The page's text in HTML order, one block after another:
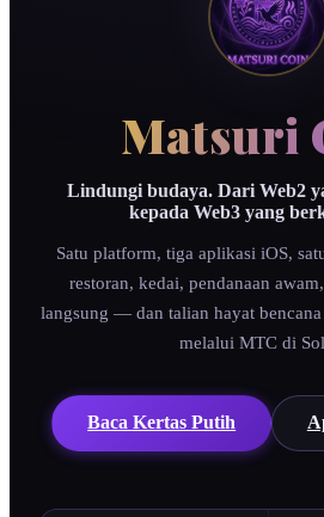
Matsuri
Lindungi budaya. Dari Web2
kepada Web3 yang
Satu platform, tiga aplikasi iOS,
restoran, kedai, pendanaan
langsung — dan talian hayat
melalui MTC di
Baca Kertas Putih